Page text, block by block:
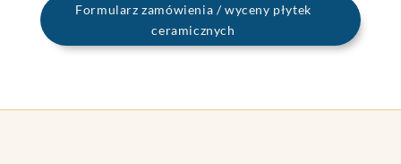
Formularz zamówienia / wyceny płytek
ceramicznych